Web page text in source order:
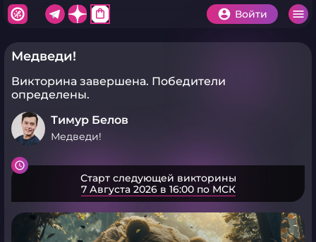
shopping_bag Войти
Медведи!
Викторина завершена. Победители
определены.
Тимур Белов
Медведи!
Старт следующей викторины
7 Августа 2026 в 16:00 по МСК